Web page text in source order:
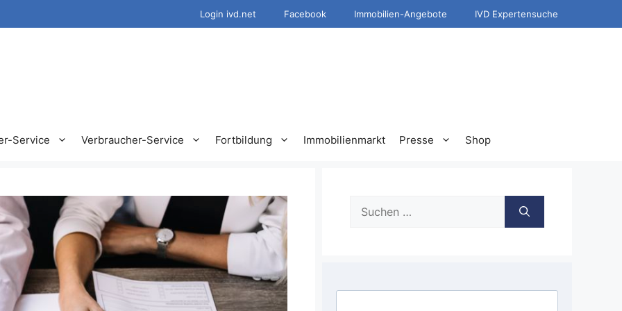
Login ivd.net Facebook Immobilien-Angebote IVD Expertensuche
Service Verbraucher-Service Fortbildung Immobilienmarkt Presse Shop
nach: